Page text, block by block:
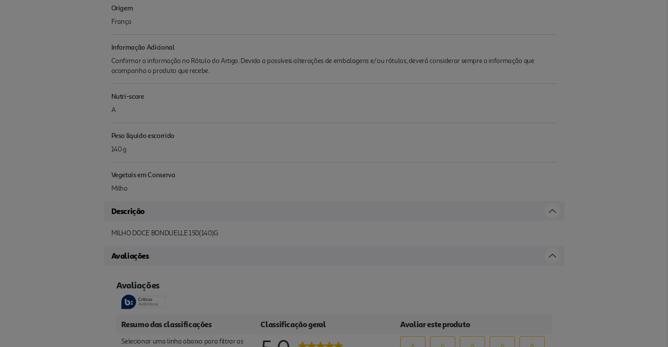
Origem
França
Informação Adicional
Confirmar a informação no Rótulo do Artigo. Devido a possíveis alterações de embalagens e/ou rótulos, deverá considerar sempre a informação que
acompanha o produto que recebe.
Nutri-score
A
Peso líquido escorrido
140 g
Vegetais em Conserva
Milho
Descrição
MILHO DOCE BONDUELLE 150(140)G
Avaliações